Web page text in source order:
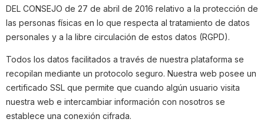
DEL CONSEJO de 27 de abril de 2016 relativo a la protección de
las personas físicas en lo que respecta al tratamiento de datos
personales y a la libre circulación de estos datos (RGPD).
Todos los datos facilitados a través de nuestra plataforma se
recopilan mediante un protocolo seguro. Nuestra web posee un
certificado SSL que permite que cuando algún usuario visita
nuestra web e intercambiar información con nosotros se
establece una conexión cifrada.